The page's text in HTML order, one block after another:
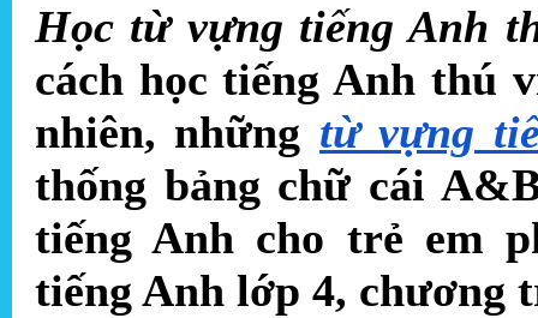
Học từ vựng tiếng Anh
cách học tiếng Anh thú
nhiên, những từ vựng
thống bảng chữ cái
tiếng Anh cho trẻ em
tiếng Anh lớp 4, chương